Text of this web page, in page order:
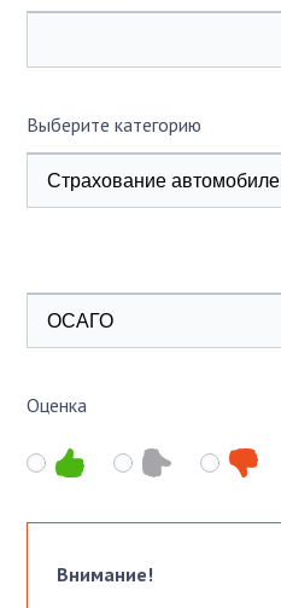
Выберите категорию
Оценка
Внимание!